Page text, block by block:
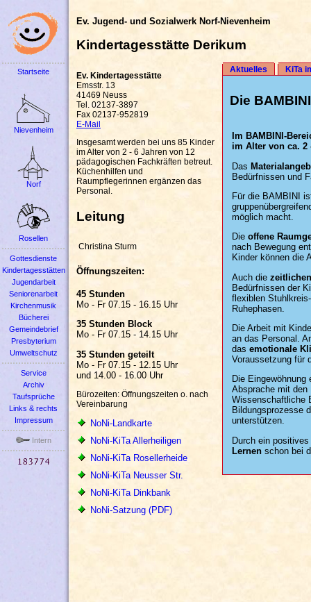
Ev. Jugend- und Sozialwerk Norf-Nievenheim
Kindertagesstätte Derikum
Startseite
Nievenheim
Norf
Rosellen
Gottesdienste
Kindertagesstätten
Jugendarbeit
Seniorenarbeit
Kirchenmusik
Bücherei
Gemeindebrief
Presbyterium
Umweltschutz
Service
Archiv
Taufsprüche
Links & rechts
Impressum
Intern
Aktuelles KiTa
Die
Im BAMBINI-
im Alter von ca. 2
Das
Bedürfnissen und
Für die BAMBINI
möglich macht.
Die offene
nach Bewegung
Kinder können die
Auch die
Bedürfnissen der
flexiblen
Ruhephasen.
Die Arbeit mit
an das Personal.
das emotionale
Voraussetzung für
Die
Absprache mit den
Wissenschaftliche
Bildungsprozesse
unterstützen.
Durch ein
Lernen schon bei
Ev. Kindertagesstätte
Emsstr. 13
41469 Neuss
Tel. 02137-3897
Fax 02137-952819
E-Mail
Insgesamt werden bei uns 85 Kinder
im Alter von 2 - 6 Jahren von 12
pädagogischen Fachkräften betreut.
Küchenhilfen und
Raumpflegerinnen ergänzen das
Personal.
Leitung
Christina Sturm
Öffnungszeiten:
45 Stunden
Mo - Fr 07.15 - 16.15 Uhr
35 Stunden Block
Mo - Fr 07.15 - 14.15 Uhr
35 Stunden geteilt
Mo - Fr 07.15 - 12.15 Uhr
und 14.00 - 16.00 Uhr
Bürozeiten: Öffnungszeiten o. nach
Vereinbarung
NoNi-Landkarte
NoNi-KiTa Allerheiligen
NoNi-KiTa Rosellerheide
NoNi-KiTa Neusser Str.
NoNi-KiTa Dinkbank
NoNi-Satzung (PDF)